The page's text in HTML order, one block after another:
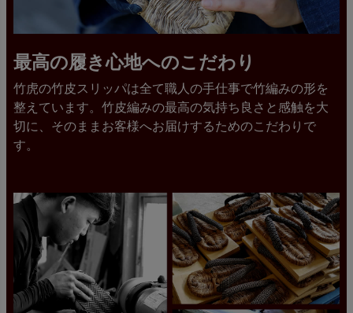
最高の履き心地へのこだわり
竹虎の竹皮スリッパは全て職人の手仕事で竹編みの形を
整えています。竹皮編みの最高の気持ち良さと感触を大
切に、そのままお客様へお届けするためのこだわりで
す。